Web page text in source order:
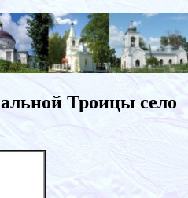
Троицы село